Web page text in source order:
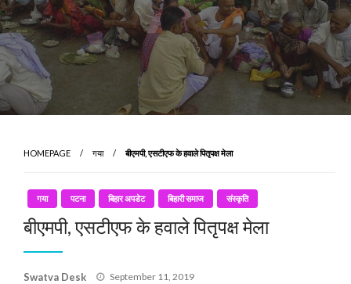
HOMEPAGE गया बीएमपी, एसटीएफ के हवाले पितृपक्ष मेला
गया पटना बिहार अपडेट बिहारी समाज संस्कृति
बीएमपी, एसटीएफ के हवाले पितृपक्ष मेला
Swatva Desk
Posted
September 11, 2019